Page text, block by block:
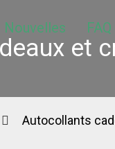
Nouvelles FAQ
et
Autocollants